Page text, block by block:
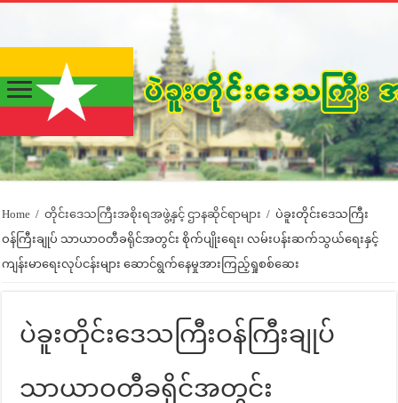
Home / တိုင်းဒေသကြီးအစိုးရအဖွဲ့နှင့် ဌာနဆိုင်ရာများ / ပဲခူးတိုင်းဒေသကြီး
ဝန်ကြီးချုပ် သာယာဝတီခရိုင်အတွင်း စိုက်ပျိုးရေး၊ လမ်းပန်းဆက်သွယ်ရေးနှင့်
ကျန်းမာရေးလုပ်ငန်းများ ဆောင်ရွက်နေမှုအားကြည့်ရှုစစ်ဆေး
ပဲခူးတိုင်းဒေသကြီးဝန်ကြီးချုပ်
သာယာဝတီခရိုင်အတွင်း